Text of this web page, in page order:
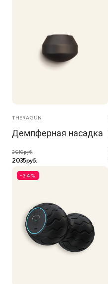
THERAGUN
Демпферная насадка
3 010 руб.
2 035 руб.
-34%